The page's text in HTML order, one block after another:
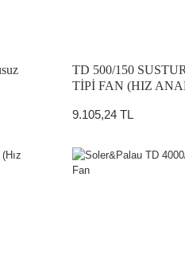
TD 500/150
TİPİ FAN (HIZ
9.105,24 TL